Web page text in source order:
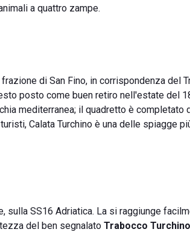
a quattro zampe.
di San Fino, in corrispondenza del
posto come buen retiro nell'estate del
mediterranea; il quadretto è completato
Calata Turchino è una delle spiagge
sulla SS16 Adriatica. La si raggiunge
del ben segnalato Trabocco Turchino